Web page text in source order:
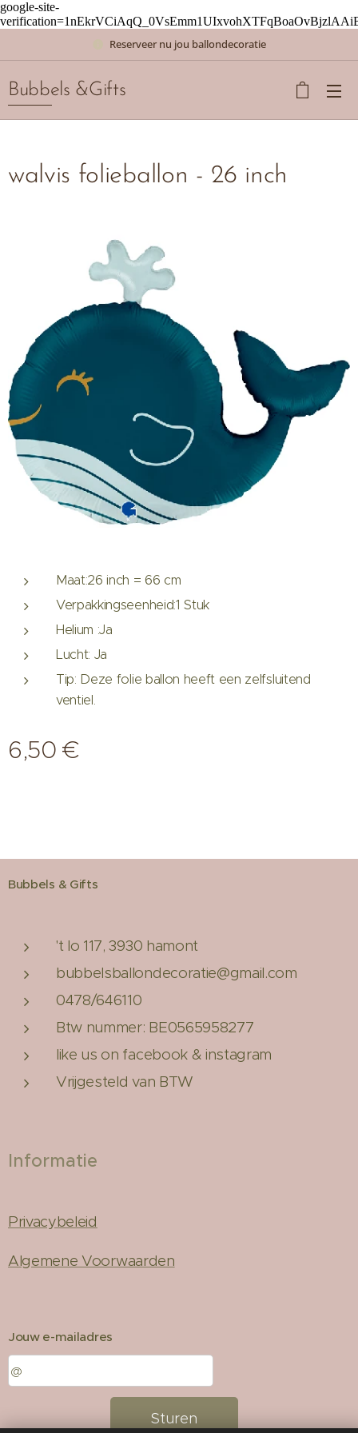
google-site-
Reserveer nu jou ballondecoratie
Bubbels &Gifts
walvis folieballon - 26 inch
Maat:26 inch = 66 cm
Verpakkingseenheid:1 Stuk
Helium :Ja
Lucht: Ja
Tip: Deze folie ballon heeft een zelfsluitend
ventiel.
6,50 €
Bubbels & Gifts
't lo 117, 3930 hamont
bubbelsballondecoratie@gmail.com
0478/646110
Btw nummer: BE0565958277
like us on facebook & instagram
Vrijgesteld van BTW
Informatie
Privacybeleid
Algemene Voorwaarden
Jouw e-mailadres
Sturen